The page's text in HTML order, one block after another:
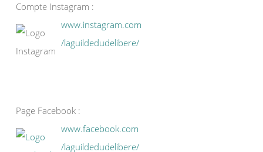
Compte Instagram :
www.instagram.com
/laguildedudelibere/
Page Facebook :
www.facebook.com
/laguildedudelibere/